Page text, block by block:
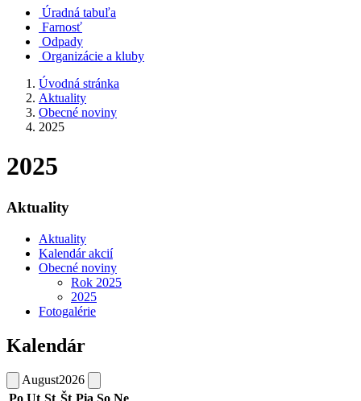
Úradná tabuľa
Farnosť
Odpady
Organizácie a kluby
Úvodná stránka
Aktuality
Obecné noviny
2025
2025
Aktuality
Aktuality
Kalendár akcií
Obecné noviny
Rok 2025
2025
Fotogalérie
Kalendár
August2026